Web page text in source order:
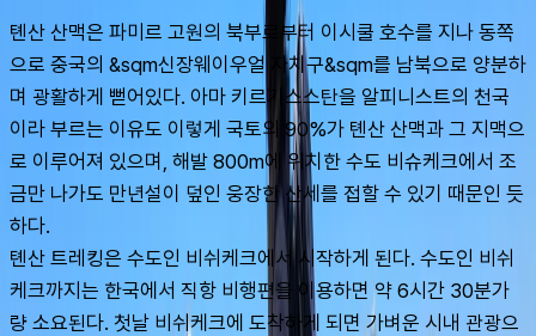
톈산 산맥은 파미르 고원의 북부로부터 이시쿨 호수를 지나 동쪽
으로 중국의 &sqm신장웨이우얼 자치구&sqm를 남북으로 양분하
며 광활하게 뻗어있다. 아마 키르기스스탄을 알피니스트의 천국
이라 부르는 이유도 이렇게 국토의 90%가 톈산 산맥과 그 지맥으
로 이루어져 있으며, 해발 800m에 위치한 수도 비슈케크에서 조
금만 나가도 만년설이 덮인 웅장한 산세를 접할 수 있기 때문인 듯
하다.
톈산 트레킹은 수도인 비쉬케크에서 시작하게 된다. 수도인 비쉬
케크까지는 한국에서 직항 비행편을 이용하면 약 6시간 30분가
량 소요된다. 첫날 비쉬케크에 도착하게 되면 가벼운 시내 관광으